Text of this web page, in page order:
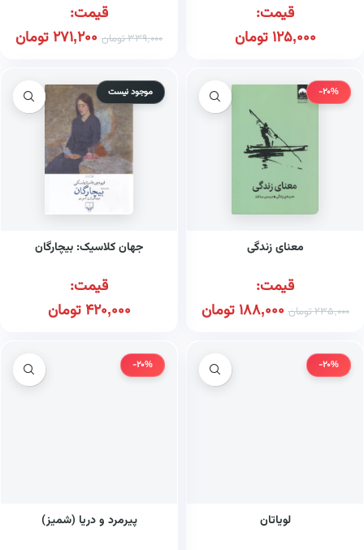
قیمت:
125,000تومان
قیمت:
339,000تومان 271,200تومان
-20%
معنای زندگی
قیمت:
235,000تومان 188,000تومان
موجود نیست
جهان کلاسیک: بیچارگان
قیمت:
420,000تومان
-20%
لویاتان
-20%
پیرمرد و دریا (شمیز)